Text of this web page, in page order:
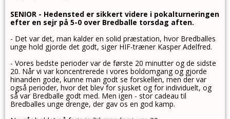
SENIOR - Hedensted er sikkert videre i pokalturneringen
efter en sejr på 5-0 over Bredballe torsdag aften.
- Det var det, man kalder en solid præstation, hvor Bredballes
unge hold gjorde det godt, siger HIF-træner Kasper Adelfred.
- Vores bedste perioder var de første 20 minutter og de sidste
20. Når vi var koncentrerede i vores boldomgang og gjorde
hinanden gode, kunne man godt se forskellen, men der var
også perioder, hvor det blev for sjusket og for individuelt, og
så var Bredballe godt med. Men igen - stor cadeau til
Bredballes unge drenge, der gav os en god kamp.